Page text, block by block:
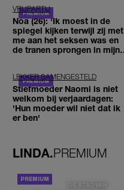
VRIJPARTIJ
Noa (26): 'Ik moest in de
spiegel kijken terwijl zij met
me aan het seksen was en
de tranen sprongen in mijn
LEKKER SAMENGESTELD
Stiefmoeder Naomi is niet
welkom bij verjaardagen:
'Hun moeder wil niet dat ik
er ben'
LINDA.PREMIUM
DE STAD VAN